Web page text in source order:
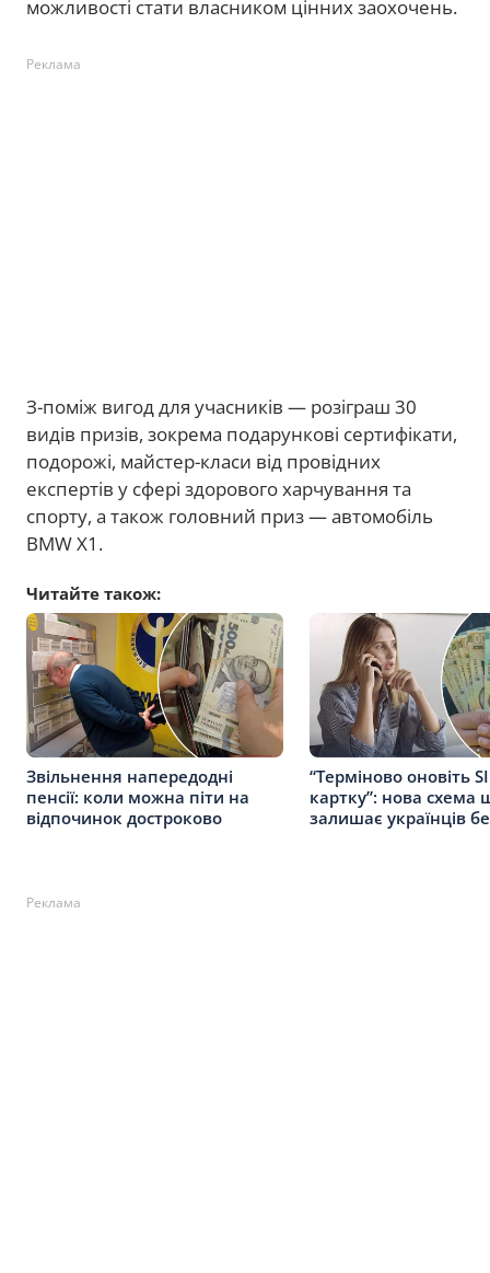
можливості стати власником цінних заохочень.
Реклама
З-поміж вигод для учасників — розіграш 30
видів призів, зокрема подарункові сертифікати,
подорожі, майстер-класи від провідних
експертів у сфері здорового харчування та
спорту, а також головний приз — автомобіль
BMW X1.
Читайте також:
Звільнення напередодні
пенсії: коли можна піти на
відпочинок достроково
“Терміново оновіть
картку”: нова схема
залишає українців
Реклама